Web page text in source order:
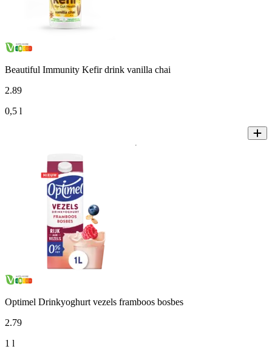
Beautiful Immunity Kefir drink vanilla chai
2.89
0,5 l
Optimel Drinkyoghurt vezels framboos bosbes
2.79
1 l